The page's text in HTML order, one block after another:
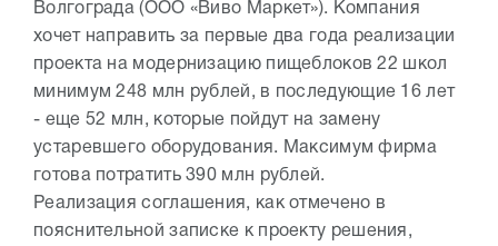
Волгограда (ООО «Виво Маркет»). Компания
хочет направить за первые два года реализации
проекта на модернизацию пищеблоков 22 школ
минимум 248 млн рублей, в последующие 16 лет
- еще 52 млн, которые пойдут на замену
устаревшего оборудования. Максимум фирма
готова потратить 390 млн рублей.
Реализация соглашения, как отмечено в
пояснительной записке к проекту решения,